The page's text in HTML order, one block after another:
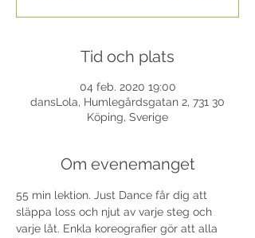
Tid och plats
04 feb. 2020 19:00
dansLola, Humlegårdsgatan 2, 731 30
Köping, Sverige
Om evenemanget
55 min lektion. Just Dance får dig att
släppa loss och njut av varje steg och
varje låt. Enkla koreografier gör att alla